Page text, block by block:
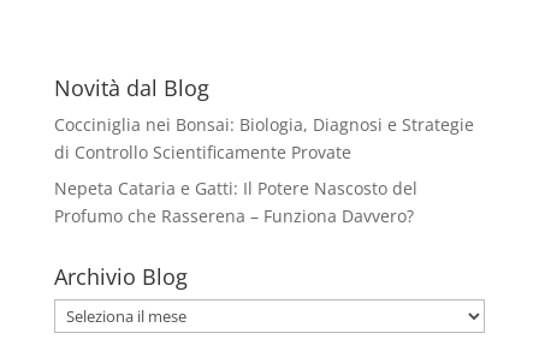
Novità dal Blog
Cocciniglia nei Bonsai: Biologia, Diagnosi e Strategie
di Controllo Scientificamente Provate
Nepeta Cataria e Gatti: Il Potere Nascosto del
Profumo che Rasserena – Funziona Davvero?
Archivio Blog
Archivio
Blog